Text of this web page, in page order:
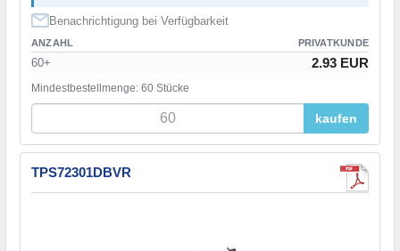
Benachrichtigung bei Verfügbarkeit
ANZAHL PRIVATKUNDE
60+ 2.93 EUR
Mindestbestellmenge: 60 Stücke
kaufen
TPS72301DBVR